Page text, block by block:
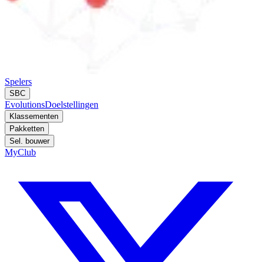
Spelers
SBC
EvolutionsDoelstellingen
Klassementen
Pakketten
Sel. bouwer
MyClub